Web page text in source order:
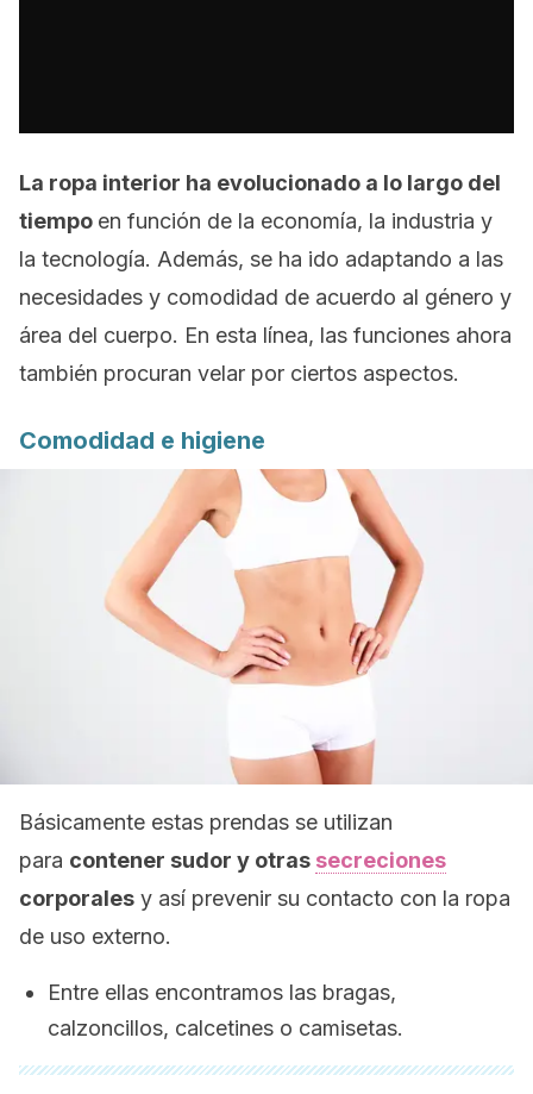
La ropa interior ha evolucionado a lo largo del
tiempo en función de la economía, la industria y
la tecnología. Además, se ha ido adaptando a las
necesidades y comodidad de acuerdo al género y
área del cuerpo. En esta línea, las funciones ahora
también procuran velar por ciertos aspectos.
Comodidad e higiene
Básicamente estas prendas se utilizan
para contener sudor y otras secreciones
corporales y así prevenir su contacto con la ropa
de uso externo.
Entre ellas encontramos las bragas,
calzoncillos, calcetines o camisetas.